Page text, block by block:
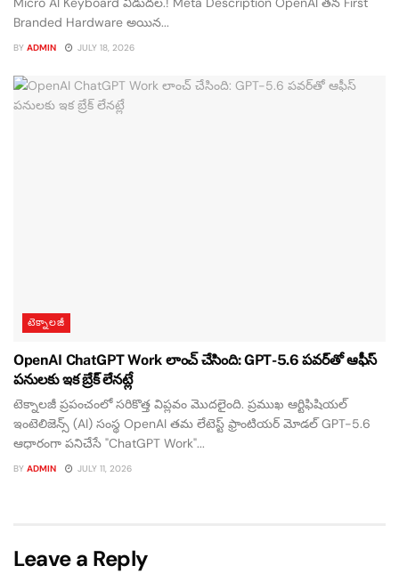
Branded Hardware అయిన...
BY ADMIN JULY 18, 2026
టెక్నాలజీ
OpenAI ChatGPT Work లాంచ్ చేసింది: GPT-5.6 పవర్‌తో ఆఫీస్
పనులకు ఇక బ్రేక్ లేనట్లే
టెక్నాలజీ ప్రపంచంలో సరికొత్త విప్లవం మొదలైంది. ప్రముఖ ఆర్టిఫిషియల్
ఇంటెలిజెన్స్ (AI) సంస్థ OpenAI తమ లేటెస్ట్ ఫ్రాంటియర్ మోడల్ GPT-5.6
ఆధారంగా పనిచేసే "ChatGPT Work"...
BY ADMIN JULY 11, 2026
Leave a Reply